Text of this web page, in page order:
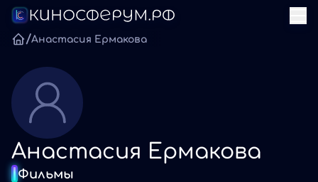
/Анастасия Ермакова
Анастасия Ермакова
Фильмы